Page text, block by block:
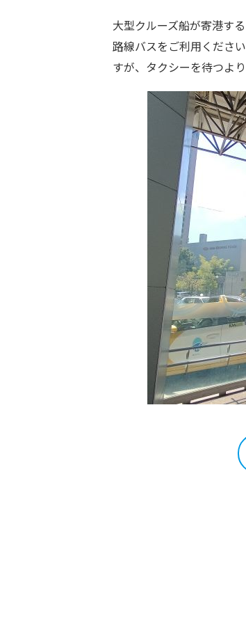
大型クルーズ船が寄港す
路線バスをご利用くださ
すが、タクシーを待つよ